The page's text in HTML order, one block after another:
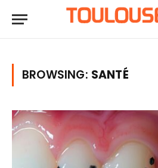
BROWSING: SANTÉ